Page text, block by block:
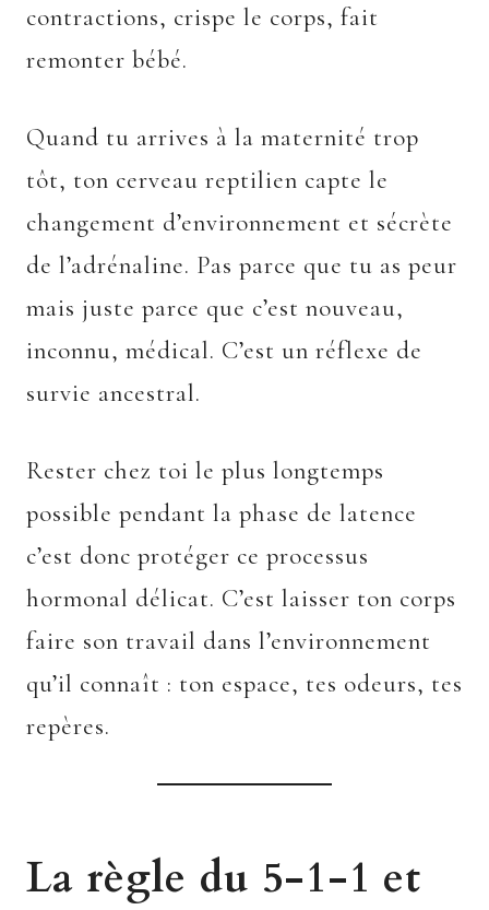
contractions, crispe le corps, fait
remonter bébé.
Quand tu arrives à la maternité trop
tôt, ton cerveau reptilien capte le
changement d’environnement et sécrète
de l’adrénaline. Pas parce que tu as peur
mais juste parce que c’est nouveau,
inconnu, médical. C’est un réflexe de
survie ancestral.
Rester chez toi le plus longtemps
possible pendant la phase de latence
c’est donc protéger ce processus
hormonal délicat. C’est laisser ton corps
faire son travail dans l’environnement
qu’il connaît : ton espace, tes odeurs, tes
repères.
La règle du 5-1-1 et